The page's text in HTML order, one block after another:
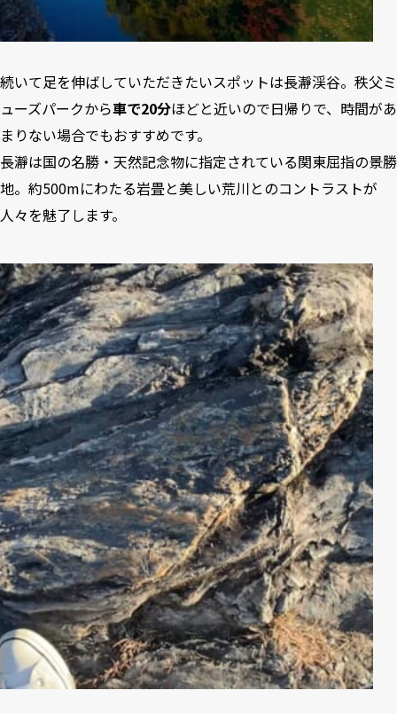
続いて足を伸ばしていただきたいスポットは長瀞渓谷。秩父ミ
ューズパークから車で20分ほどと近いので日帰りで、時間があ
まりない場合でもおすすめです。
長瀞は国の名勝・天然記念物に指定されている関東屈指の景勝
地。約500mにわたる岩畳と美しい荒川とのコントラストが
人々を魅了します。